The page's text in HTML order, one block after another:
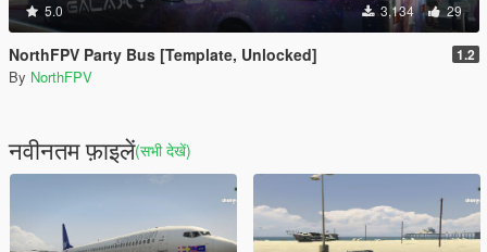
5.0 3,134 29
NorthFPV Party Bus [Template, Unlocked] 1.2
By NorthFPV
नवीनतम फ़ाइलें(सभी देखें)